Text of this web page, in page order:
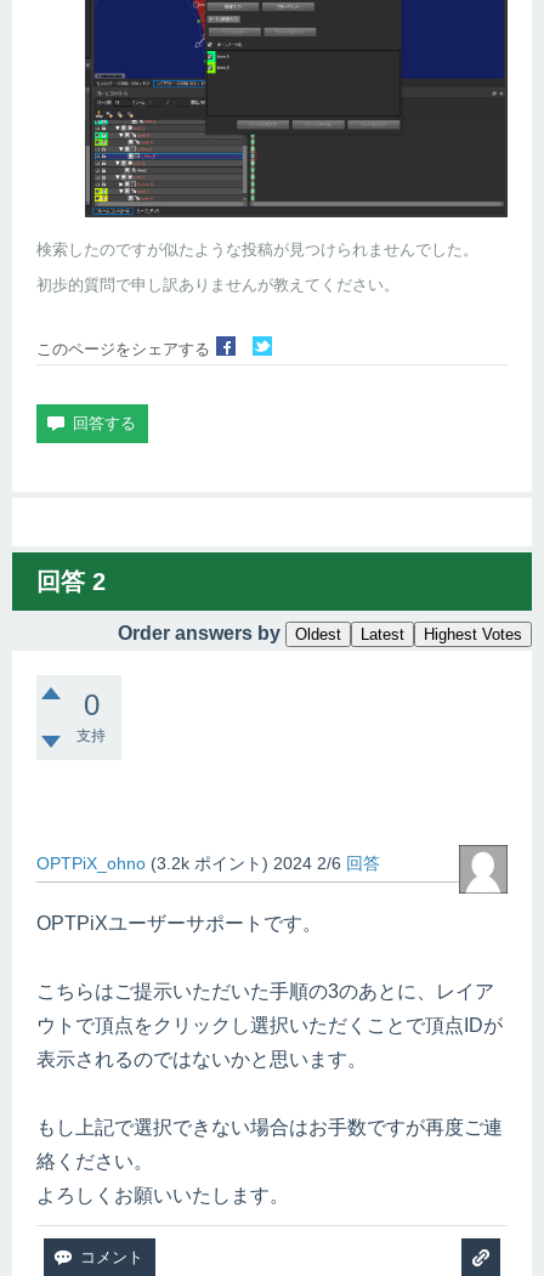
検索したのですが似たような投稿が見つけられませんでした。
初歩的質問で申し訳ありませんが教えてください。
このページをシェアする
回答 2
Order answers by Oldest Latest Highest Votes
0
支持
OPTPiX_ohno (3.2k ポイント) 2024 2/6 回答
OPTPiXユーザーサポートです。
こちらはご提示いただいた手順の3のあとに、レイア
ウトで頂点をクリックし選択いただくことで頂点IDが
表示されるのではないかと思います。
もし上記で選択できない場合はお手数ですが再度ご連
絡ください。
よろしくお願いいたします。